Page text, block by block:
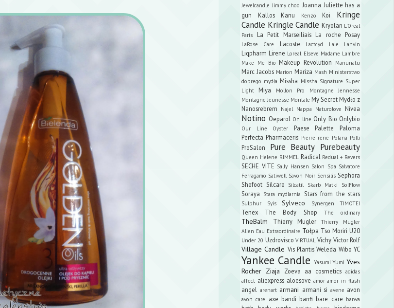
Jewelcandle Jimmy choo Joanna Juliette has a
gun
Kallos Kanu Kenzo Koi
Kringe
Candle Kringle Candle Kryolan L'Oreal
Paris
La Petit Marseiliais La roche Posay
LaRose Care Lacoste Lactcyd Lale Lanvin
Liqpharm Lirene Loreal Elseve Madame Lambre
Make Me Bio Makeup Revolution Manunatu
Marc Jacobs Marion Mariza Mash Ministerstwo
dobrego mydła Missha Missha Signature Super
Light
Miya Mollon Pro
Montagne Jennesse
Montagne Jeunesse Montale My Secret Mydło z
Nanosrebrem
Najel Nappa Naturolove Nivea
Notino Oeparol On line Only Bio Onlybio
Our Line Oyster Paese Palette
Paloma
Perfecta Pharmaceris Pierre rene Polana Polli
ProSalon Pure Beauty Purebeauty
Queen Helene RIMMEL Radical Redual + Revers
SECHE VITE Sally Hansen Salon Spa Salvatore
Ferragamo Satiwell Savon Noir Sensilis Sephora
Shefoot Silcare Silcatil Skarb Matki So!Flow
Soraya Stara mydlarnia Stars from the stars
Sulphur Syis Sylveco Synergen TIMOTEI
Tenex The Body Shop The ordinary
TheBalm Thierry Mugler
Thierry Mugler
Alien Eau Extraordinaire Tołpa Tso Moriri U20
Under 20 Uzdrovisco VIRTUAL Vichy Victor Rolf
Village Candle Vis Plantis Weleda Wibo YC
Yankee Candle Yasumi Yumi Yves
Rocher Ziaja Zoeva aa cosmetics adidas
affect aliexpress aloesove amor amor in flash
angel arenart armani armani si avene avon
avon care axe bandi banfi bare care barwa